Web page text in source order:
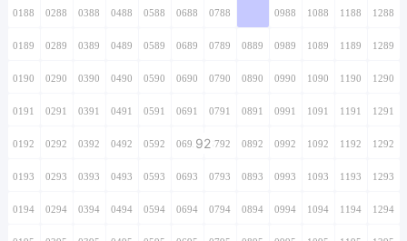
0188 0288 0388 0488 0588 0688 0788 0988 1088 1188 1288
0189 0289 0389 0489 0589 0689 0789 0889 0989 1089 1189 1289
0190 0290 0390 0490 0590 0690 0790 0890 0990 1090 1190 1290
0191 0291 0391 0491 0591 0691 0791 0891 0991 1091 1191 1291
0192 0292 0392 0492 0592 0692920792 0892 0992 1092 1192 1292
0193 0293 0393 0493 0593 0693 0793 0893 0993 1093 1193 1293
0194 0294 0394 0494 0594 0694 0794 0894 0994 1094 1194 1294